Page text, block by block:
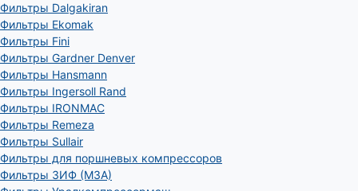
Фильтры Dalgakiran
Фильтры Ekomak
Фильтры Fini
Фильтры Gardner Denver
Фильтры Hansmann
Фильтры Ingersoll Rand
Фильтры IRONMAC
Фильтры Remeza
Фильтры Sullair
Фильтры для поршневых компрессоров
Фильтры ЗИФ (МЗА)